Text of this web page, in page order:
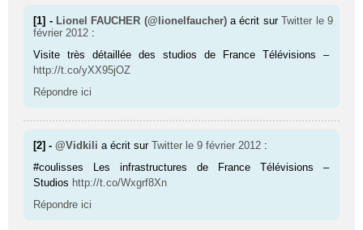
[1] - Lionel FAUCHER (@lionelfaucher) a écrit surTwitter le 9
février 2012 :
Visite très détaillée des studios de France Télévisions –
http://t.co/yXX95jOZ
Répondre ici
[2] -@Vidkili a écrit surTwitter le 9 février 2012 :
#coulisses Les infrastructures de France Télévisions –
Studios http://t.co/Wxgrf8Xn
Répondre ici